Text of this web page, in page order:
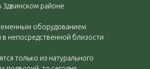
Здвинском районе
оборудованием
непосредственной близости
только из натурального